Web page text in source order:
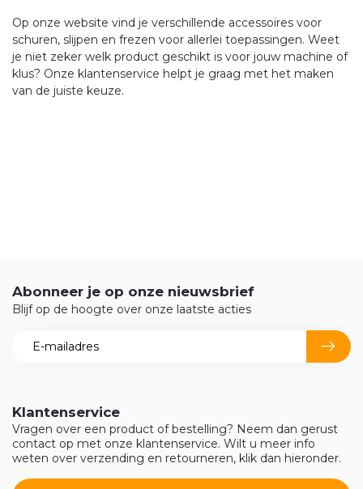
Op onze website vind je verschillende accessoires voor
schuren, slijpen en frezen voor allerlei toepassingen. Weet
je niet zeker welk product geschikt is voor jouw machine of
klus? Onze klantenservice helpt je graag met het maken
van de juiste keuze.
Klantenservice
Vragen over een product of bestelling? Neem dan gerust
contact op met onze klantenservice. Wilt u meer info
weten over verzending en retourneren, klik dan hieronder.
Abonneer je op onze nieuwsbrief
Blijf op de hoogte over onze laatste acties